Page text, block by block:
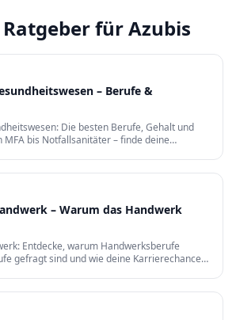
für Azubis
– Berufe &
Die besten Berufe, Gehalt und
MFA bis Notfallsanitäter – finde deine
– Warum das Handwerk
Entdecke, warum Handwerksberufe
gefragt sind und wie deine Karrierechancen